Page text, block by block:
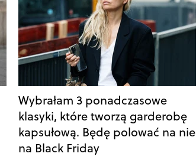
Wybrałam 3 ponadczasowe
klasyki, które tworzą garderobę
kapsułową. Będę polować na nie
na Black Friday